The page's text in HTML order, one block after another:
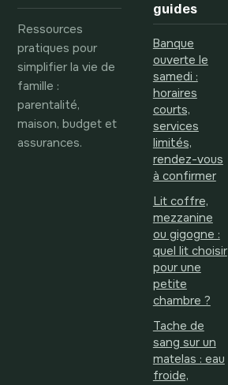
Ressources
pratiques pour
simplifier la vie de
famille :
parentalité,
maison, budget et
assurances.
guides
Banque
ouverte le
samedi :
horaires
courts,
services
limités,
rendez-vous
à confirmer
Lit coffre,
mezzanine
ou gigogne :
quel lit choisir
pour une
petite
chambre ?
Tache de
sang sur un
matelas : eau
froide,